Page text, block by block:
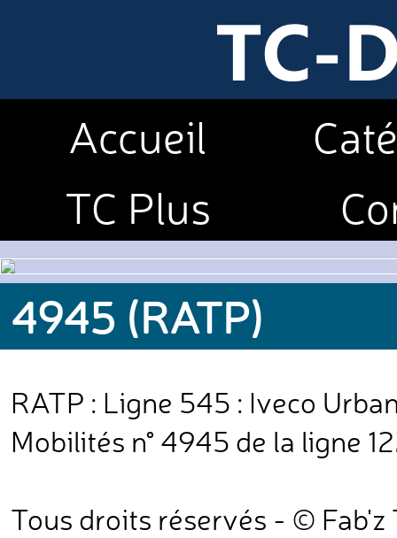
Accueil
TC Plus
4945 (RATP)
RATP : Ligne 545 : Iveco
Mobilités n° 4945 de la ligne
Tous droits réservés - © Fab'z